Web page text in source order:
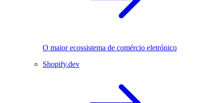
O maior ecossistema de comércio eletrónico
Shopify.dev